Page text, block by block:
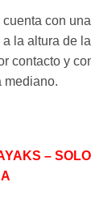
con
la altura de
contacto y
mediano.
– SOLO